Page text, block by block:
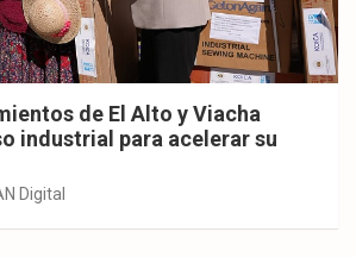
de El Alto y Viacha
industrial para acelerar su
Digital